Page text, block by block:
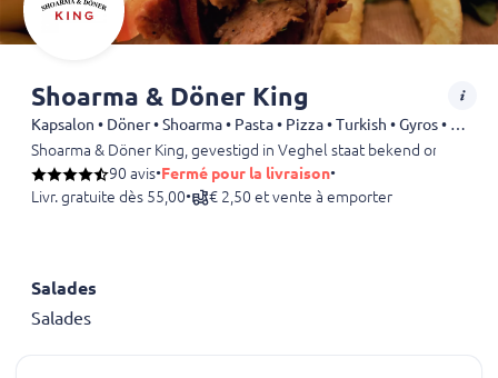
Shoarma & Döner King
Kapsalon • Döner • Shoarma • Pasta • Pizza • Turkish • Gyros • Spareribs
Shoarma & Döner King, gevestigd in Veghel staat bekend om zijn
90 avis•Fermé pour la livraison•
Livr. gratuite dès 55,00• € 2,50 et vente à emporter
Salades
Salades